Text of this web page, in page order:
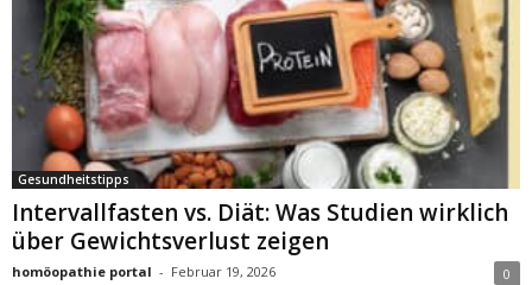
Gesundheitstipps
Intervallfasten vs. Diät: Was Studien wirklich
über Gewichtsverlust zeigen
homöopathie portal - Februar 19, 2026 0